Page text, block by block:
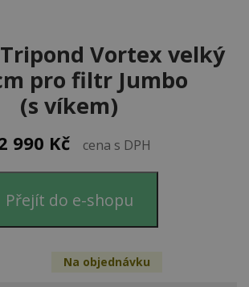
Vortex velký
pro filtr Jumbo
(s víkem)
990 Kč cena s DPH
Přejít do e-shopu
Na objednávku